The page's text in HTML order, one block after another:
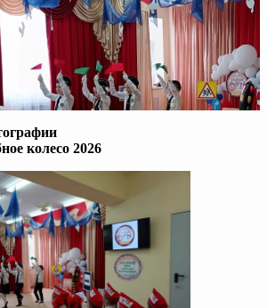
колесо 2026